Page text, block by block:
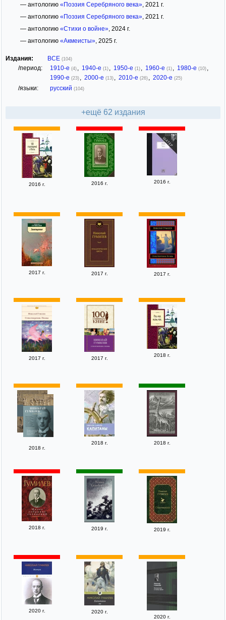
— антологию «Поэзия Серебряного века», 2021 г.
— антологию «Поэзия Серебряного века», 2021 г.
— антологию «Стихи о войне», 2024 г.
— антологию «Акмеисты», 2025 г.
Издания: ВСЕ (104)
/период: 1910-е (4) 1940-е (1) 1950-е (1) 1960-е (1) 1980-е (10)
1990-е (23) 2000-е (13) 2010-е (26) 2020-е (25)
/языки: русский (104)
+ещё 62 издания
2016 г. 2016 г. 2016 г.
2017 г. 2017 г. 2017 г.
2017 г. 2017 г.
2018 г.
2018 г.
2018 г. 2018 г.
2018 г. 2019 г. 2019 г.
2020 г.
2020 г.
2020 г.